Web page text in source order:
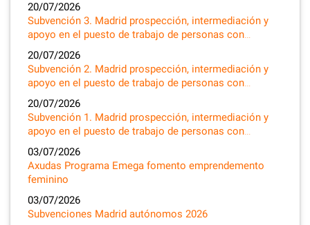
20/07/2026
Subvención 3. Madrid prospección, intermediación y
apoyo en el puesto de trabajo de personas con…
20/07/2026
Subvención 2. Madrid prospección, intermediación y
apoyo en el puesto de trabajo de personas con…
20/07/2026
Subvención 1. Madrid prospección, intermediación y
apoyo en el puesto de trabajo de personas con…
03/07/2026
Axudas Programa Emega fomento emprendemento
feminino
03/07/2026
Subvenciones Madrid autónomos 2026